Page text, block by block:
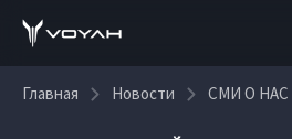
Главная Новости СМИ О НАС